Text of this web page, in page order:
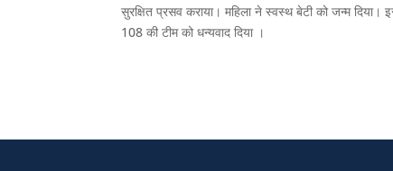
सुरक्षित प्रसव कराया। महिला ने स्वस्थ बेटी को जन्म
108 की टीम को धन्यवाद दिया ।